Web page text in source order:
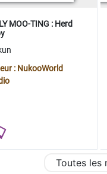
MOO-TING : Herd
: NukooWorld
Toutes les